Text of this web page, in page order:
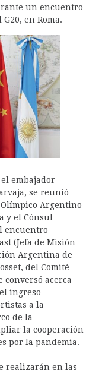
un encuentro
en Roma.
embajador
se reunió
Argentino
y el Cónsul
encuentro
(Jefa de Misión
Argentina de
del Comité
conversó acerca
ingreso
a la
de la
la cooperación
por la pandemia.
realizarán en las